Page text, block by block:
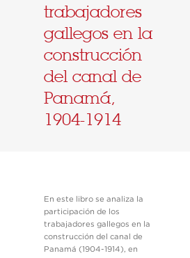
trabajadores
gallegos en la
construcción
del canal de
Panamá,
1904-1914
En este libro se analiza la
participación de los
trabajadores gallegos en la
construcción del canal de
Panamá (1904-1914), en